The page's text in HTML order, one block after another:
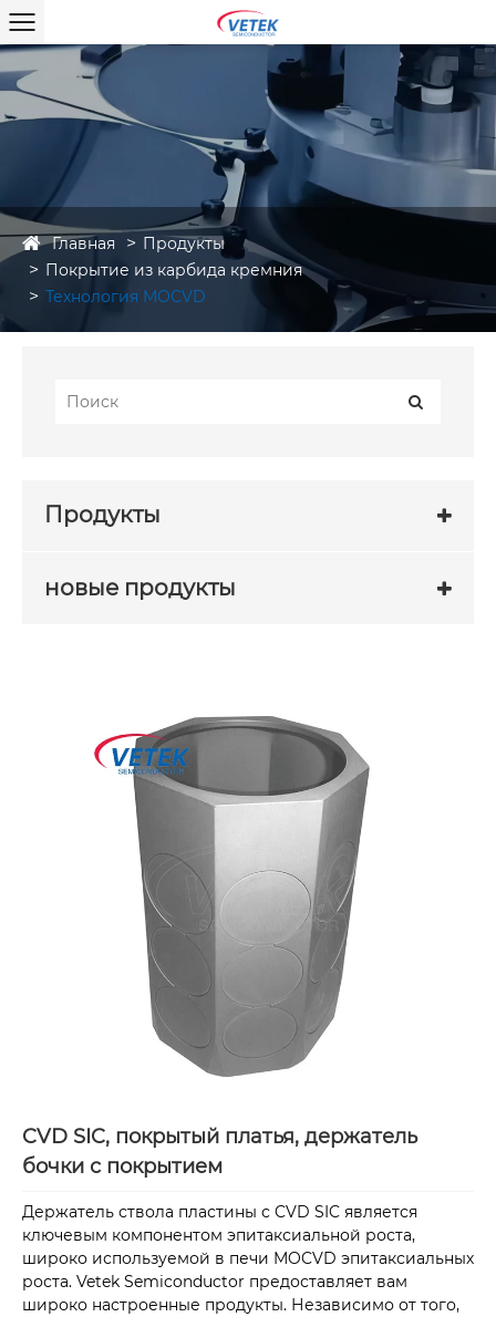
Главная
Продукты
Покрытие из карбида кремния
Технология MOCVD
Продукты
новые продукты
CVD SIC, покрытый платья, держатель
бочки с покрытием
Держатель ствола пластины с CVD SIC является
ключевым компонентом эпитаксиальной роста,
широко используемой в печи MOCVD эпитаксиальных
роста. Vetek Semiconductor предоставляет вам
широко настроенные продукты. Независимо от того,